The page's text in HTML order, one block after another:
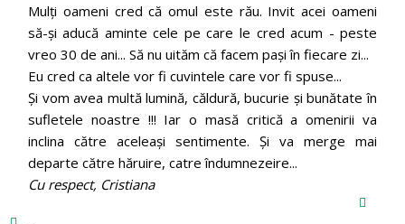
Mulți oameni cred că omul este rău. Invit acei oameni
să-și aducă aminte cele pe care le cred acum - peste
vreo 30 de ani... Să nu uităm că facem pași în fiecare zi...
Eu cred ca altele vor fi cuvintele care vor fi spuse...
Și vom avea multă lumină, căldură, bucurie și bunătate în
sufletele noastre !!! Iar o masă critică a omenirii va
inclina către aceleași sentimente. Și va merge mai
departe către hăruire, catre îndumnezeire...
Cu respect, Cristiana